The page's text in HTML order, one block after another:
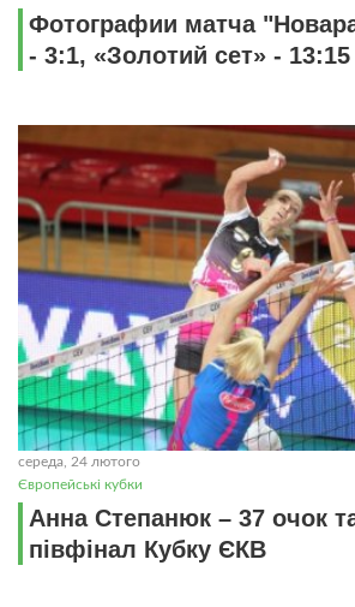
Фотографии матча
- 3:1, «Золотий сет» - 13:15
середа, 24 лютого
Європейські кубки
Анна Степанюк – 37 очок
півфінал Кубку ЄКВ